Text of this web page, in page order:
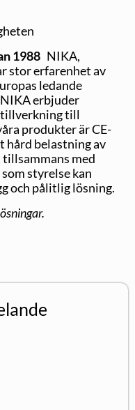
1988 NIKA,
stor erfarenhet av
ledande
erbjuder
till
produkter är CE-
hård belastning av
med
styrelse kan
och pålitlig lösning.